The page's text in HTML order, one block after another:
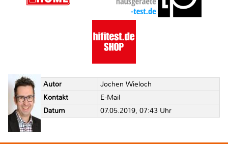
Autor
Jochen Wieloch
Kontakt
E-Mail
Datum
07.05.2019, 07:43 Uhr